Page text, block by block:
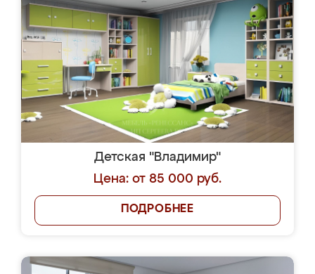
Детская "Владимир"
Цена: от 85 000 руб.
ПОДРОБНЕЕ